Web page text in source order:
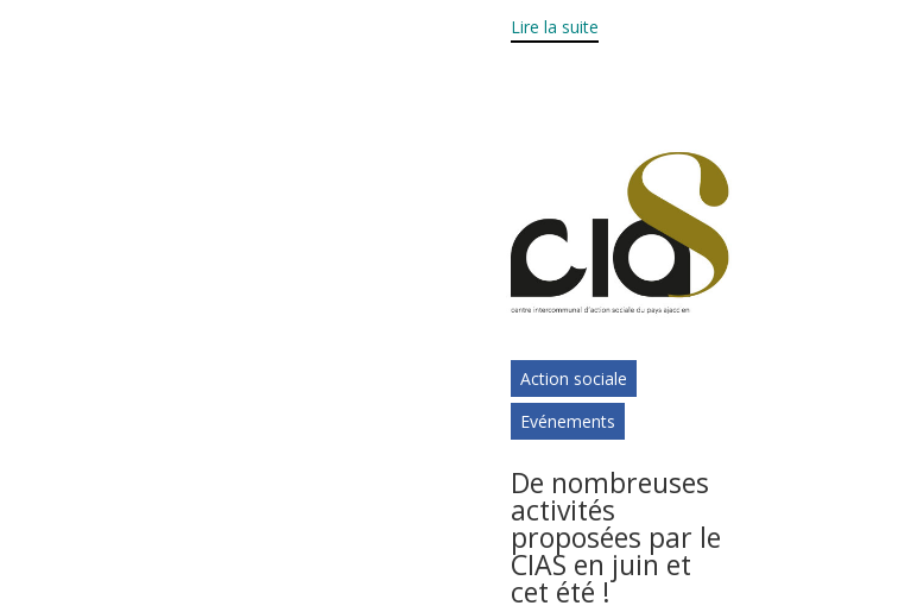
Lire la suite
Action sociale
Evénements
De nombreuses
activités
proposées par le
CIAS en juin et
cet été !